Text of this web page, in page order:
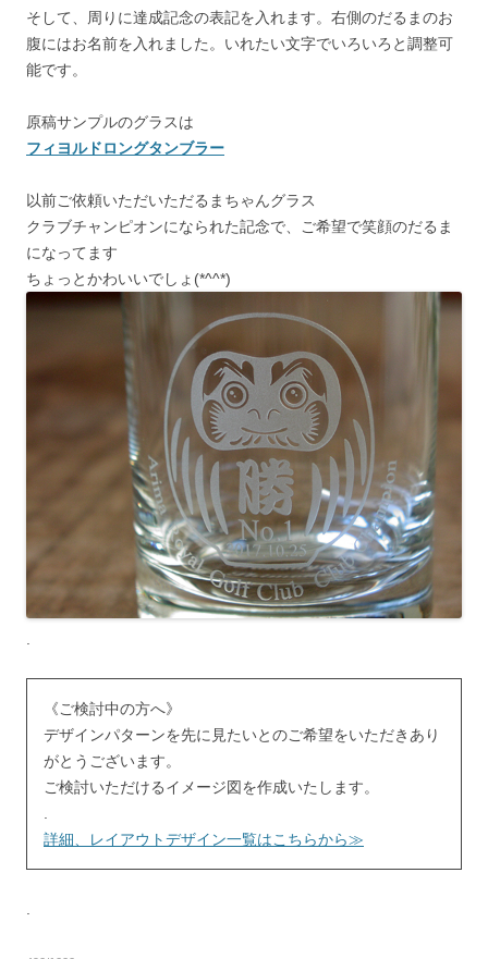
そして、周りに達成記念の表記を入れます。右側のだるまのお
腹にはお名前を入れました。いれたい文字でいろいろと調整可
能です。
原稿サンプルのグラスは
フィヨルドロングタンブラー
以前ご依頼いただいただるまちゃんグラス
クラブチャンピオンになられた記念で、ご希望で笑顔のだるま
になってます
ちょっとかわいいでしょ(*^^*)
.
《ご検討中の方へ》
デザインパターンを先に見たいとのご希望をいただきあり
がとうございます。
ご検討いただけるイメージ図を作成いたします。
.
詳細、レイアウトデザイン一覧はこちらから≫
.